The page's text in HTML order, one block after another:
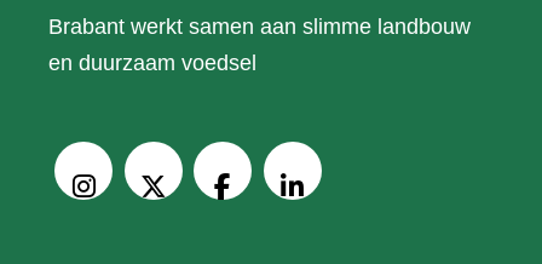
Brabant werkt samen aan slimme landbouw
en duurzaam voedsel